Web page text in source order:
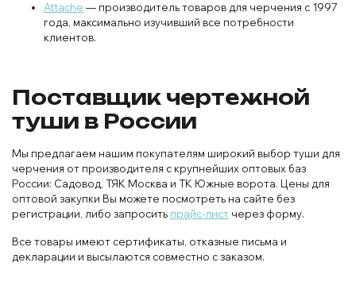
Attache — производитель товаров для черчения с 1997
года, максимально изучивший все потребности
клиентов.
Поставщик чертежной
туши в России
Мы предлагаем нашим покупателям широкий выбор туши для
черчения от производителя с крупнейших оптовых баз
России: Садовод, ТЯК Москва и ТК Южные ворота. Цены для
оптовой закупки Вы можете посмотреть на сайте без
регистрации, либо запросить прайс-лист через форму.
Все товары имеют сертификаты, отказные письма и
декларации и высылаются совместно с заказом.